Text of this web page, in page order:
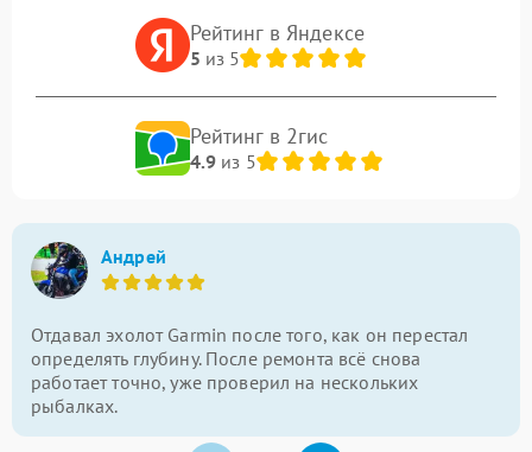
Рейтинг в Яндексе
5 из 5
Рейтинг в 2гис
4.9из 5
Андрей
Отдавал эхолот Garmin после того, как он перестал
определять глубину. После ремонта всё снова
работает точно, уже проверил на нескольких
рыбалках.